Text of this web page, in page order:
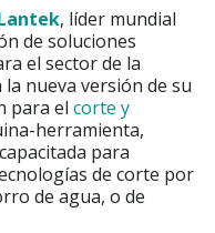
, líder mundial
de soluciones
el sector de la
nueva versión de su
para el corte y
herramienta,
para
de corte por
de agua, o de